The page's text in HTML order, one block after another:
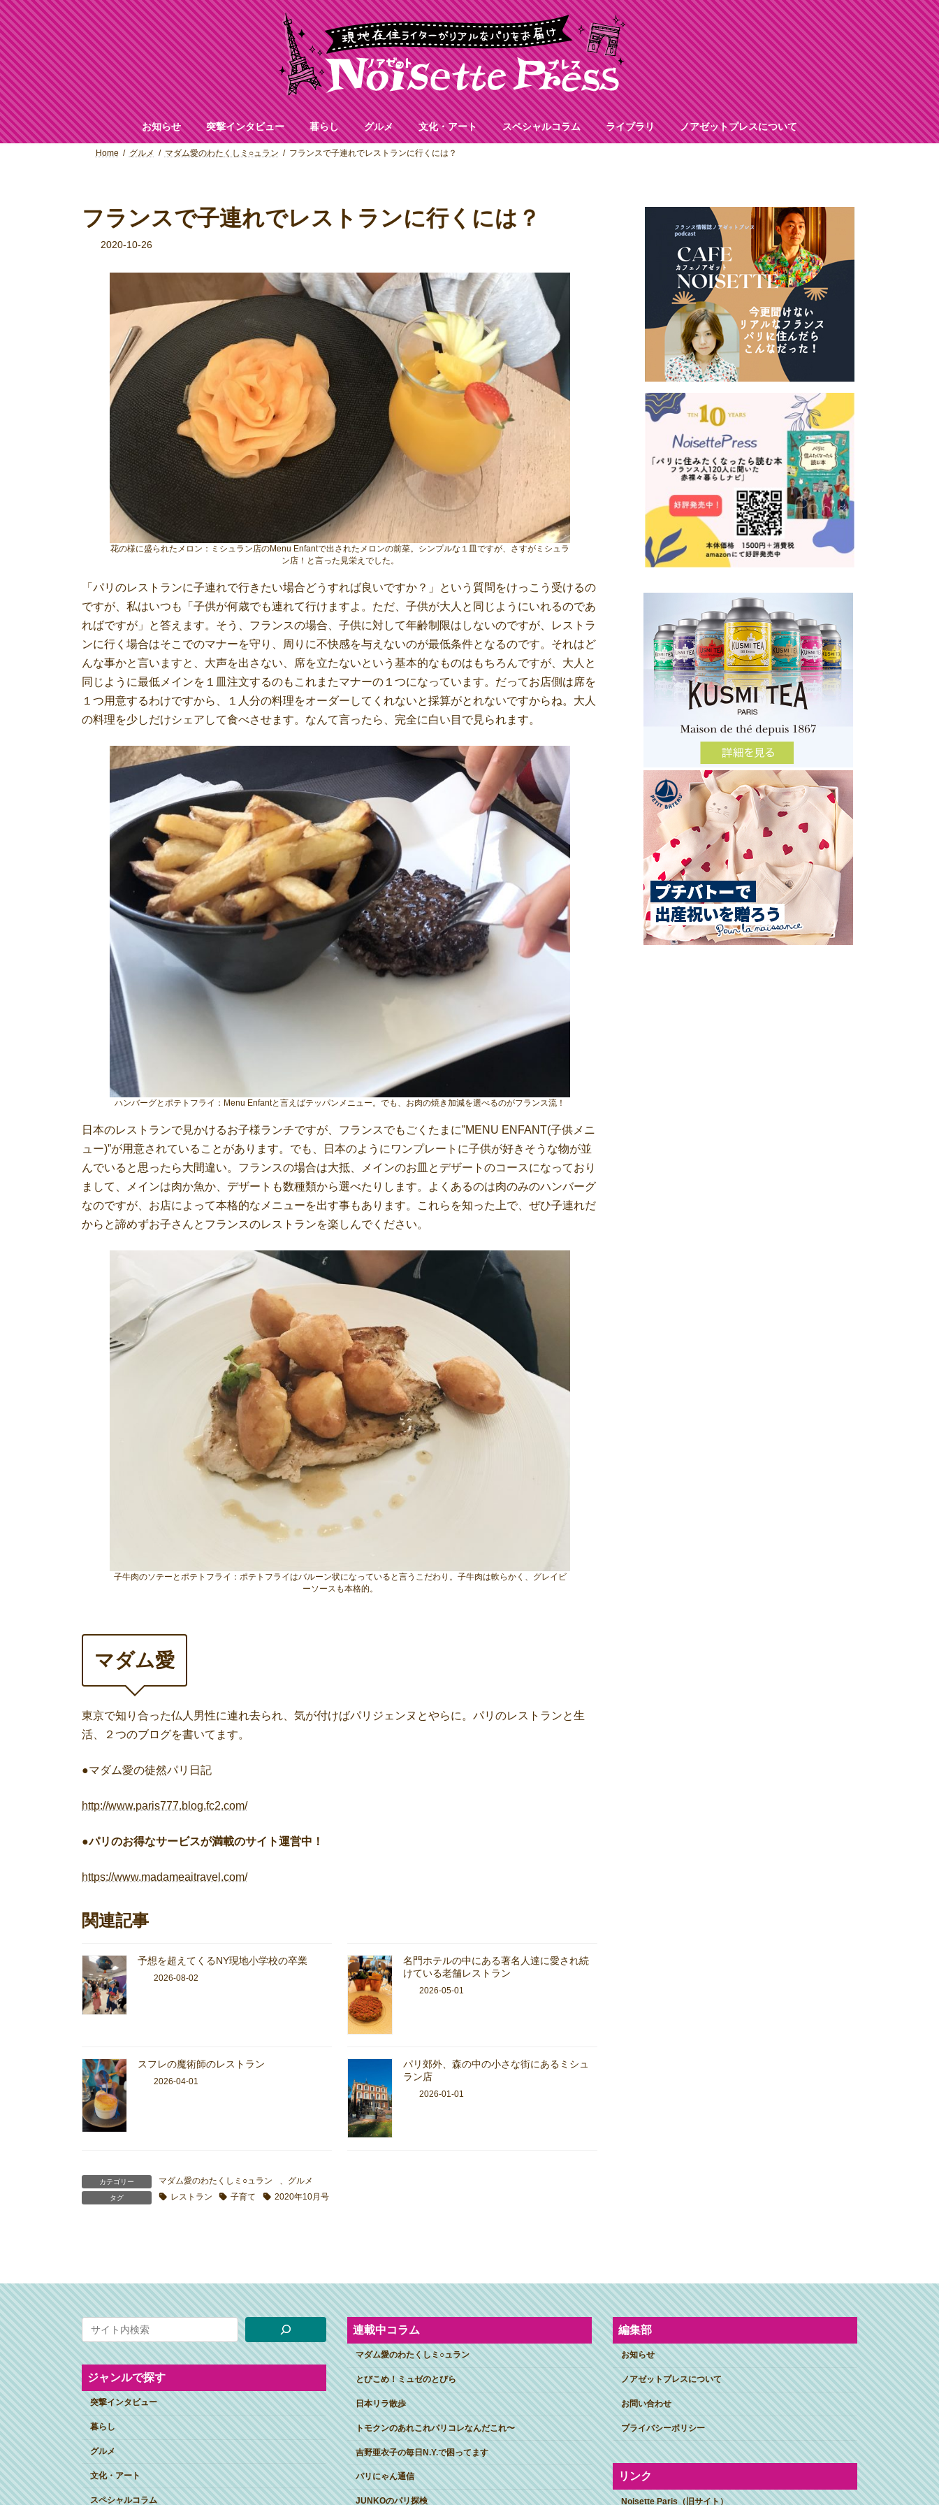
コ
ン
テ
ン
ツ
へ
ス
キ
ッ
プ
ナ
ビ
ゲ
ー
シ
ョ
ン
に
移
動
お知らせ 突撃インタビュー 暮らし グルメ 文化・アート スペシャルコラム ライブラリ ノアゼットプレスについて
Home グルメ マダム愛のわたくしミ○ュラン フランスで子連れでレストランに行くには？
フランスで子連れでレストランに行くには？
2020-10-26
花の様に盛られたメロン：ミシュラン店のMenu Enfantで出されたメロンの前菜。シンプルな１皿ですが、さすがミシュラ
ン店！と言った見栄えでした。
「パリのレストランに子連れで行きたい場合どうすれば良いですか？」という質問をけっこう受けるの
ですが、私はいつも「子供が何歳でも連れて行けますよ。ただ、子供が大人と同じようにいれるのであ
ればですが」と答えます。そう、フランスの場合、子供に対して年齢制限はしないのですが、レストラ
ンに行く場合はそこでのマナーを守り、周りに不快感を与えないのが最低条件となるのです。それはど
んな事かと言いますと、大声を出さない、席を立たないという基本的なものはもちろんですが、大人と
同じように最低メインを１皿注文するのもこれまたマナーの１つになっています。だってお店側は席を
１つ用意するわけですから、１人分の料理をオーダーしてくれないと採算がとれないですからね。大人
の料理を少しだけシェアして食べさせます。なんて言ったら、完全に白い目で見られます。
ハンバーグとポテトフライ：Menu Enfantと言えばテッパンメニュー。でも、お肉の焼き加減を選べるのがフランス流！
日本のレストランで見かけるお子様ランチですが、フランスでもごくたまに”MENU ENFANT(子供メニ
ュー)”が用意されていることがあります。でも、日本のようにワンプレートに子供が好きそうな物が並
んでいると思ったら大間違い。フランスの場合は大抵、メインのお皿とデザートのコースになっており
まして、メインは肉か魚か、デザートも数種類から選べたりします。よくあるのは肉のみのハンバーグ
なのですが、お店によって本格的なメニューを出す事もあります。これらを知った上で、ぜひ子連れだ
からと諦めずお子さんとフランスのレストランを楽しんでください。
子牛肉のソテーとポテトフライ：ポテトフライはバルーン状になっていると言うこだわり。子牛肉は軟らかく、グレイビ
ーソースも本格的。
マダム愛
東京で知り合った仏人男性に連れ去られ、気が付けばパリジェンヌとやらに。パリのレストランと生
活、２つのブログを書いてます。
●マダム愛の徒然パリ日記
http://www.paris777.blog.fc2.com/
●パリのお得なサービスが満載のサイト運営中！
https://www.madameaitravel.com/
関連記事
予想を超えてくるNY現地小学校の卒業
2026-08-02
名門ホテルの中にある著名人達に愛され続
けている老舗レストラン
2026-05-01
スフレの魔術師のレストラン
2026-04-01
パリ郊外、森の中の小さな街にあるミシュ
ラン店
2026-01-01
カテゴリー マダム愛のわたくしミ○ュラン グルメ
タグ レストラン 子育て 2020年10月号
ジャンルで探す
突撃インタビュー
暮らし
グルメ
文化・アート
スペシャルコラム
連載中コラム
マダム愛のわたくしミ○ュラン
とびこめ！ミュゼのとびら
日本リラ散歩
トモクンのあれこれパリコレなんだこれ〜
吉野亜衣子の毎日N.Y.で困ってます
パリにゃん通信
JUNKOのパリ探検
編集部
お知らせ
ノアゼットプレスについて
お問い合わせ
プライバシーポリシー
リンク
Noisette Paris（旧サイト）